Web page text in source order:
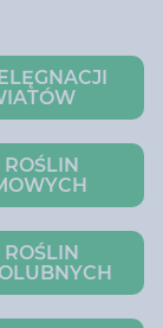
ROŚLIN
ROŚLIN